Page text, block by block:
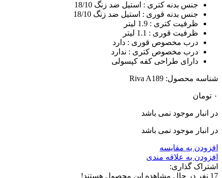
جنس بدنه کتری : استیل ضد زنگ 18/10
جنس بدنه قوری : استیل ضد زنگ 18/10
ظرفیت کتری : 1.9 لیتر
ظرفیت قوری : 1.1 لیتر
درب مخصوص قوری : دارد
درب مخصوص کتری : ندارد
دارای طراحی کفه کپسولی
شناسه محصول: Riva A189
۰ تومان
در انبار موجود نمی باشد
در انبار موجود نمی باشد
افزودن به مقایسه
افزودن به علاقه مندی
اشتراک گذاری:
17 نفر در حال مشاهده این محصول هستند!